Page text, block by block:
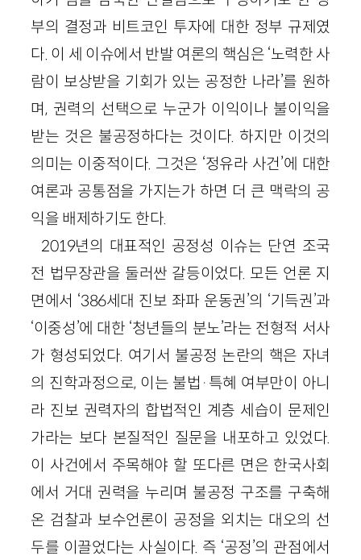
부의 결정과 비트코인 투자에 대한 정부 규제였
다. 이 세 이슈에서 반발 여론의 핵심은 ‘노력한 사
람이 보상받을 기회가 있는 공정한 나라’를 원하
며, 권력의 선택으로 누군가 이익이나 불이익을
받는 것은 불공정하다는 것이다. 하지만 이것의
의미는 이중적이다. 그것은 ‘정유라 사건’에 대한
여론과 공통점을 가지는가 하면 더 큰 맥락의 공
익을 배제하기도 한다.
2019년의 대표적인 공정성 이슈는 단연 조국
전 법무장관을 둘러싼 갈등이었다. 모든 언론 지
면에서 ‘386세대 진보 좌파 운동권’의 ‘기득권’과
‘이중성’에 대한 ‘청년들의 분노’라는 전형적 서사
가 형성되었다. 여기서 불공정 논란의 핵은 자녀
의 진학과정으로, 이는 불법·특혜 여부만이 아니
라 진보 권력자의 합법적인 계층 세습이 문제인
가라는 보다 본질적인 질문을 내포하고 있었다.
이 사건에서 주목해야 할 또다른 면은 한국사회
에서 거대 권력을 누리며 불공정 구조를 구축해
온 검찰과 보수언론이 공정을 외치는 대오의 선
두를 이끌었다는 사실이다. 즉 ‘공정’의 관점에서